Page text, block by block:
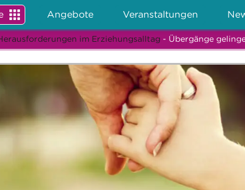
Angebote Veranstaltungen
im Erziehungsalltag - Übergänge